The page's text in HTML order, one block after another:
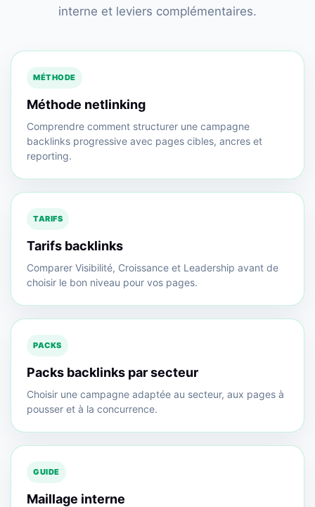
interne et leviers complémentaires.
MÉTHODE
Méthode netlinking
Comprendre comment structurer une campagne
backlinks progressive avec pages cibles, ancres et
reporting.
TARIFS
Tarifs backlinks
Comparer Visibilité, Croissance et Leadership avant de
choisir le bon niveau pour vos pages.
PACKS
Packs backlinks par secteur
Choisir une campagne adaptée au secteur, aux pages à
pousser et à la concurrence.
GUIDE
Maillage interne